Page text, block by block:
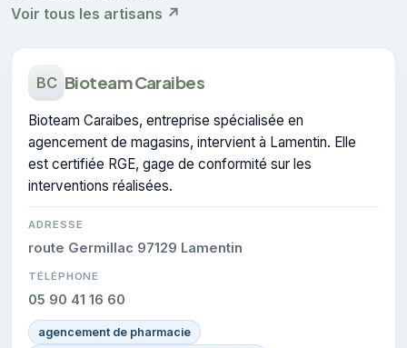
Voir tous les artisans ↗
BC Bioteam Caraibes
Bioteam Caraibes, entreprise spécialisée en
agencement de magasins, intervient à Lamentin. Elle
est certifiée RGE, gage de conformité sur les
interventions réalisées.
ADRESSE
route Germillac 97129 Lamentin
TÉLÉPHONE
05 90 41 16 60
agencement de pharmacie